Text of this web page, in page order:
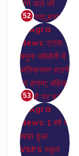
52
53